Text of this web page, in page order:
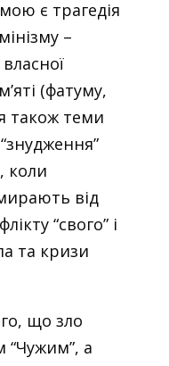
є трагедія
–
(фатуму,
також теми
коли
від
“свого” і
та кризи
що зло
“Чужим”, а